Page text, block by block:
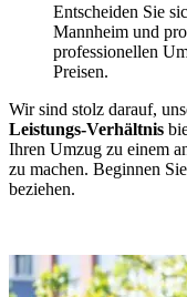
Entscheiden Sie
Mannheim und
professionellen
Preisen.
Wir sind stolz darauf,
Leistungs-Verhältnis
Ihren Umzug zu einem
zu machen. Beginnen
beziehen.